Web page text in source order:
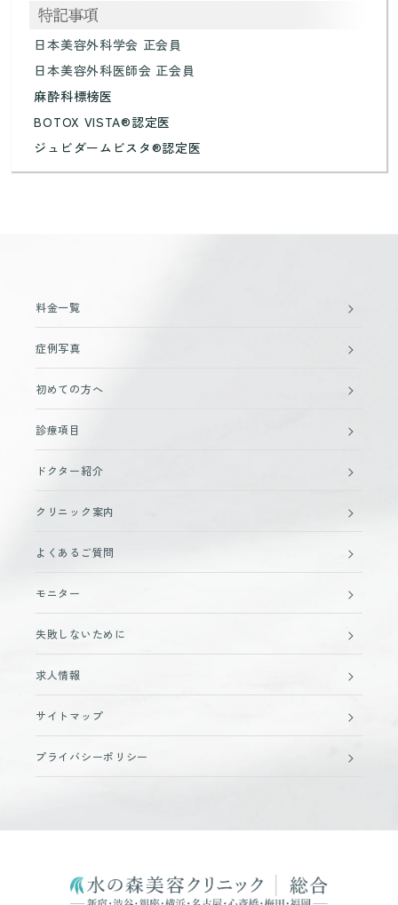
日本美容外科学会 正会員
日本美容外科医師会 正会員
麻酔科標榜医
BOTOX VISTA®認定医
ジュビダームビスタ®認定医
料金一覧
症例写真
初めての方へ
診療項目
ドクター紹介
クリニック案内
よくあるご質問
モニター
失敗しないために
求人情報
サイトマップ
プライバシーポリシー